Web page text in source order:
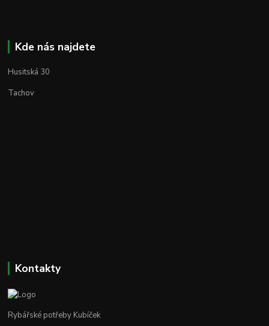
Kde nás najdete
Husitská 30
Tachov
Kontakty
Rybářské potřeby Kubíček